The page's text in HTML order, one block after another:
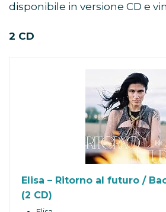
disponibile in versione CD e
2 CD
Elisa – Ritorno al futuro /
(2 CD)